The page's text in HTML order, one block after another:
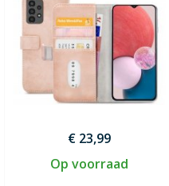
€ 23,99
Op voorraad